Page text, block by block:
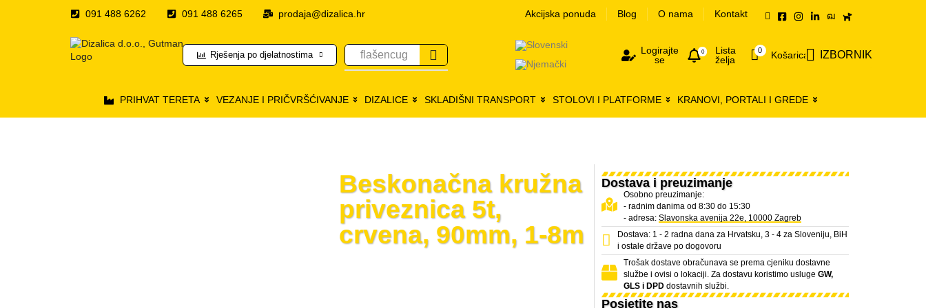
091 488 6262 091 488 6265 prodaja@dizalica.hr Akcijska ponuda Blog O nama Kontakt
Rješenja po djelatnostima flašencug
Logirajte
se
0
Lista
želja
0 Košarica IZBORNIK
PRIHVAT TERETA VEZANJE I PRIČVRŠĆIVANJE DIZALICE SKLADIŠNI TRANSPORT STOLOVI I PLATFORME KRANOVI, PORTALI I GREDE
Beskonačna kružna
priveznica 5t,
crvena, 90mm, 1-8m
Dostava i preuzimanje
Osobno preuzimanje:
- radnim danima od 8:30 do 15:30
- adresa: Slavonska avenija 22e, 10000 Zagreb
Dostava: 1 - 2 radna dana za Hrvatsku, 3 - 4 za Sloveniju, BiH
i ostale države po dogovoru
Trošak dostave obračunava se prema cjeniku dostavne
službe i ovisi o lokaciji. Za dostavu koristimo usluge GW,
GLS i DPDdostavnih službi.
Posjetite nas